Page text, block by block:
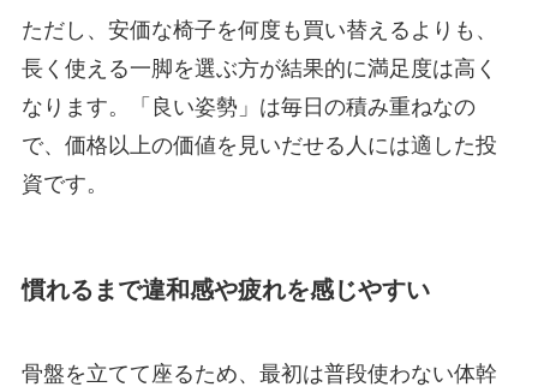
ただし、安価な椅子を何度も買い替えるよりも、
長く使える一脚を選ぶ方が結果的に満足度は高く
なります。「良い姿勢」は毎日の積み重ねなの
で、価格以上の価値を見いだせる人には適した投
資です。
慣れるまで違和感や疲れを感じやすい
骨盤を立てて座るため、最初は普段使わない体幹